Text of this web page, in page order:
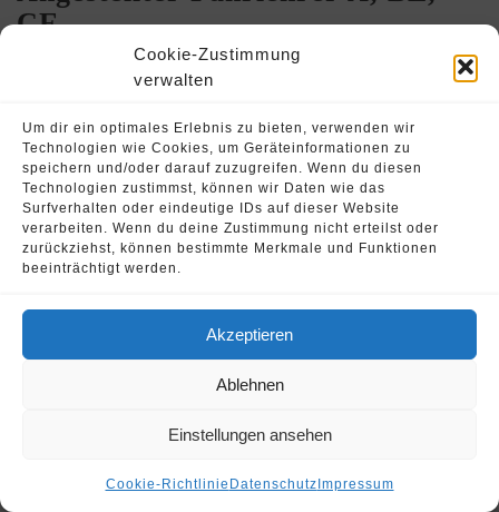
Cookie-Zustimmung
verwalten
Um dir ein optimales Erlebnis zu bieten, verwenden wir
Technologien wie Cookies, um Geräteinformationen zu
speichern und/oder darauf zuzugreifen. Wenn du diesen
Technologien zustimmst, können wir Daten wie das
Surfverhalten oder eindeutige IDs auf dieser Website
verarbeiten. Wenn du deine Zustimmung nicht erteilst oder
zurückziehst, können bestimmte Merkmale und Funktionen
beeinträchtigt werden.
Akzeptieren
Ablehnen
Einstellungen ansehen
Cookie-Richtlinie Datenschutz Impressum
CE
Oliver Strohschein
Um mit meiner Selbstständigkeit starten zu können,
musste ich 2 Jahre angestellter Fahrlehrer tätig sein
© 2026 Oliver Strohschein •